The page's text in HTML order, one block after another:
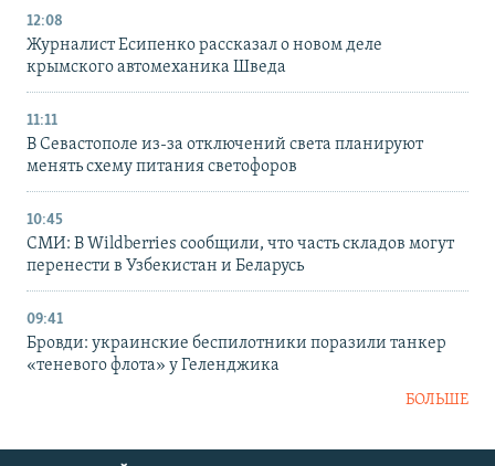
12:08
Журналист Есипенко рассказал о новом деле
крымского автомеханика Шведа
11:11
В Севастополе из-за отключений света планируют
менять схему питания светофоров
10:45
СМИ: В Wildberries сообщили, что часть складов могут
перенести в Узбекистан и Беларусь
09:41
Бровди: украинские беспилотники поразили танкер
«теневого флота» у Геленджика
БОЛЬШЕ